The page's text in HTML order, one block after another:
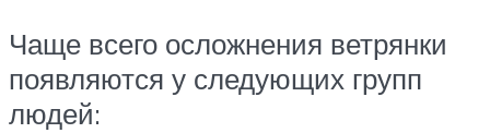
Чаще всего осложнения ветрянки
появляются у следующих групп
людей: